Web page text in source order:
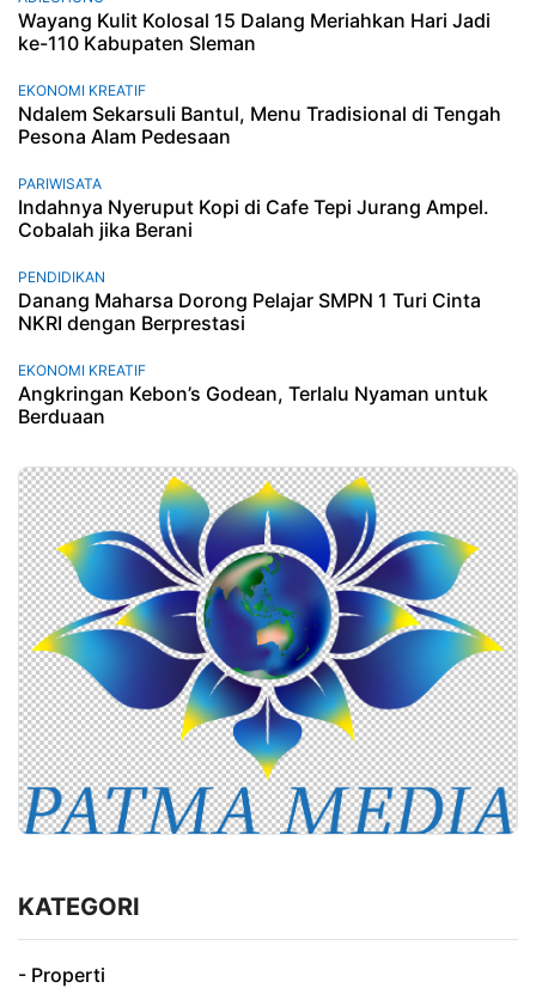
Wayang Kulit Kolosal 15 Dalang Meriahkan Hari Jadi
ke-110 Kabupaten Sleman
EKONOMI KREATIF
Ndalem Sekarsuli Bantul, Menu Tradisional di Tengah
Pesona Alam Pedesaan
PARIWISATA
Indahnya Nyeruput Kopi di Cafe Tepi Jurang Ampel.
Cobalah jika Berani
PENDIDIKAN
Danang Maharsa Dorong Pelajar SMPN 1 Turi Cinta
NKRI dengan Berprestasi
EKONOMI KREATIF
Angkringan Kebon’s Godean, Terlalu Nyaman untuk
Berduaan
KATEGORI
- Properti